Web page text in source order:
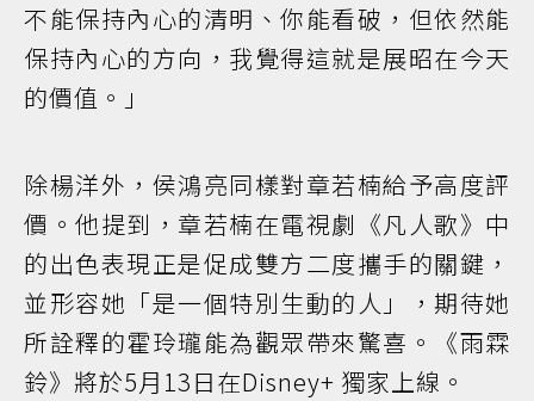
不能保持內心的清明、你能看破，但依然能
保持內心的方向，我覺得這就是展昭在今天
的價值。」
除楊洋外，侯鴻亮同樣對章若楠給予高度評
價。他提到，章若楠在電視劇《凡人歌》中
的出色表現正是促成雙方二度攜手的關鍵，
並形容她「是一個特別生動的人」，期待她
所詮釋的霍玲瓏能為觀眾帶來驚喜。《雨霖
鈴》將於5月13日在Disney+ 獨家上線。